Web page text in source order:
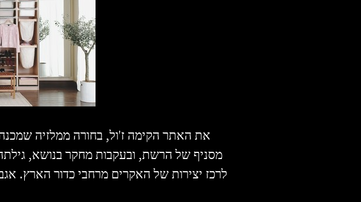
מסניף של הרשת, ובעקבות מחקר בנושא,
לרכז יצירות של האקרים מרחבי כדור הארץ.